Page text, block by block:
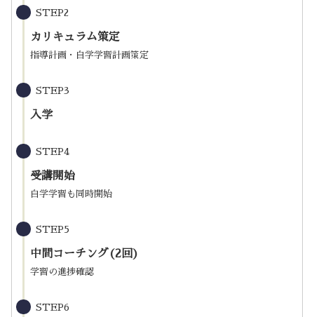
STEP2
カリキュラム策定
指導計画・自学学習計画策定
STEP3
入学
STEP4
受講開始
自学学習も同時開始
STEP5
中間コーチング(2回)
学習の進捗確認
STEP6